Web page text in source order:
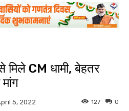
मिले CM धामी, बेहतर
5, 2022 0
127